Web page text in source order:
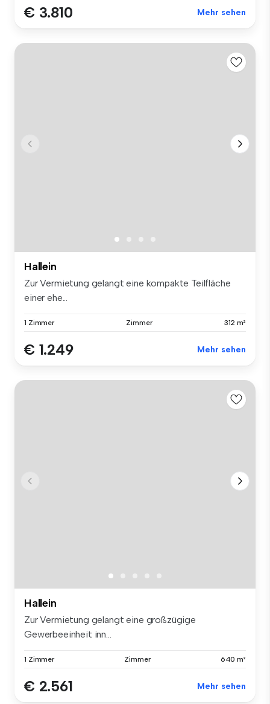
€ 3.810 Mehr sehen
Hallein
Zur Vermietung gelangt eine kompakte Teilfläche
einer ehe...
1 Zimmer Zimmer 312 m²
€ 1.249 Mehr sehen
Hallein
Zur Vermietung gelangt eine großzügige
Gewerbeeinheit inn...
1 Zimmer Zimmer 640 m²
€ 2.561 Mehr sehen